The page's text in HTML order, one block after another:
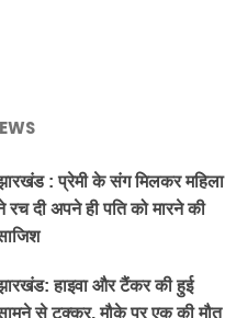
: प्रेमी के संग मिलकर महिला
रच दी अपने ही पति को मारने की
हाइवा और टैंकर की हुई
से टक्कर, मौके पर एक की मौत